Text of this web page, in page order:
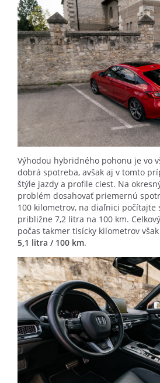
Výhodou hybridného pohonu je vo
dobrá spotreba, avšak aj v tomto
štýle jazdy a profile ciest. Na
problém dosahovať priemernú
100 kilometrov, na diaľnici počítajte
približne 7,2 litra na 100 km.
počas takmer tisícky kilometrov
5,1 litra / 100 km.